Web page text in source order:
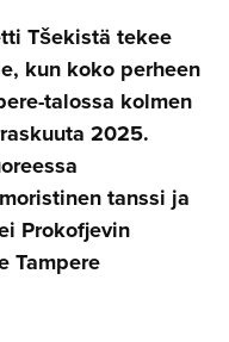
Tšekistä tekee
kun koko perheen
talossa kolmen
2025.
tanssi ja
Prokofjevin
Tampere